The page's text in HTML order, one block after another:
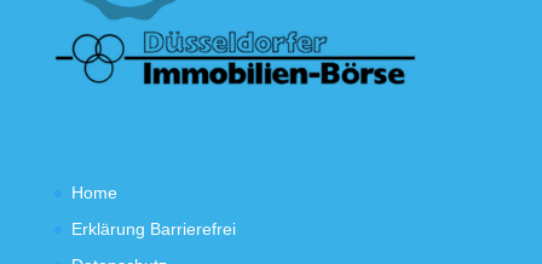
Home
Erklärung Barrierefrei